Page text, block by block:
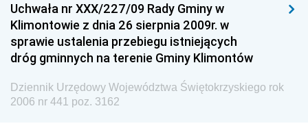
Uchwała nr XXX/227/09 Rady Gminy w
Klimontowie z dnia 26 sierpnia 2009r. w
sprawie ustalenia przebiegu istniejących
dróg gminnych na terenie Gminy Klimontów
Dziennik Urzędowy Województwa Świętokrzyskiego rok
2006 nr 441 poz. 3162